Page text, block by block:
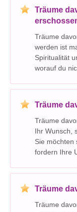
Träume
Träume
werden ist
Spiritualität
worauf du
Ziele zu
Träume
Träume
Ihr Wunsch,
Sie möchten
fordern Ihre
und Anmut.
Träume
Träume